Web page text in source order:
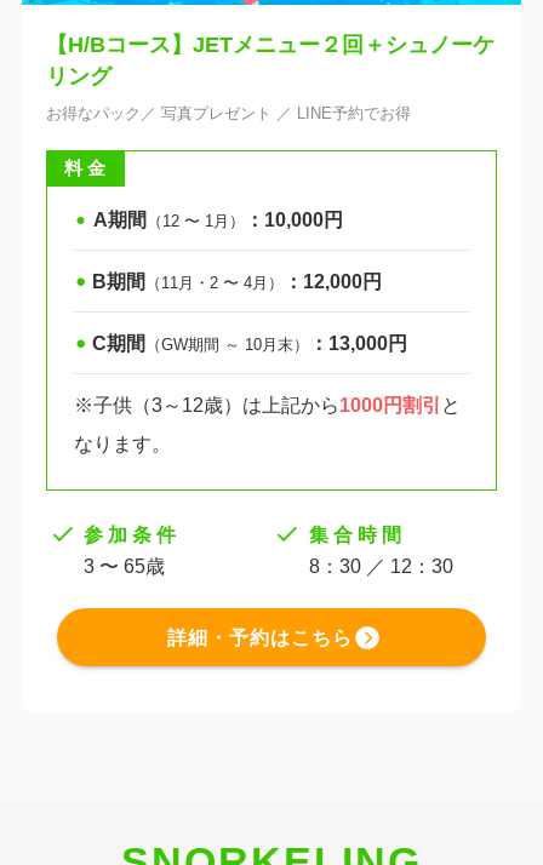
【H/Bコース】JETメニュー２回＋シュノーケ
リング
お得なパック／ 写真プレゼント ／ LINE予約でお得
料 金
⚫︎ A期間 （12 〜 1月） ：10,000円
⚫︎ B期間 （11月・2 〜 4月） ：12,000円
⚫︎C期間 （GW期間 ～ 10月末） ：13,000円
※子供（3～12歳）は上記から1000円割引 と
なります。
参 加 条 件
3 〜 65歳
集 合 時 間
8：30 ／ 12：30
詳細・予約はこちら